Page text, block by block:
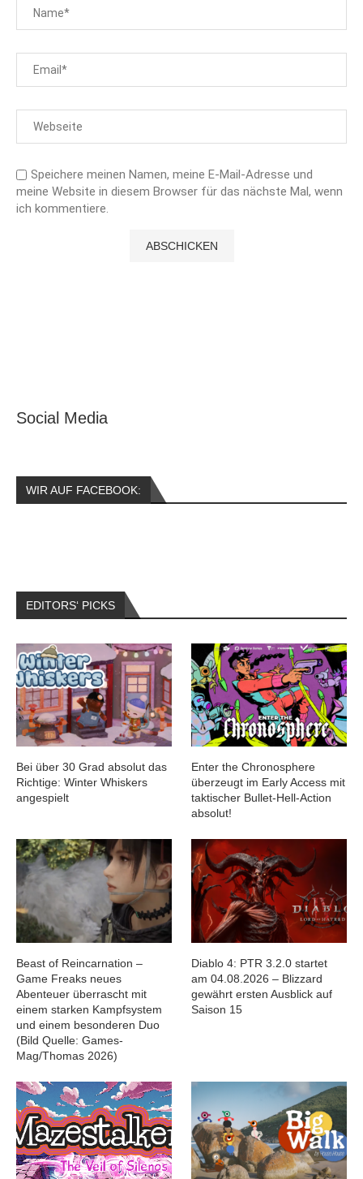
Speichere meinen Namen, meine E-Mail-Adresse und
meine Website in diesem Browser für das nächste Mal, wenn
ich kommentiere.
Social Media
WIR AUF FACEBOOK:
EDITORS‘ PICKS
Bei über 30 Grad absolut das
Richtige: Winter Whiskers
angespielt
Enter the Chronosphere
überzeugt im Early Access mit
taktischer Bullet-Hell-Action
absolut!
Beast of Reincarnation –
Game Freaks neues
Abenteuer überrascht mit
einem starken Kampfsystem
und einem besonderen Duo
(Bild Quelle: Games-
Mag/Thomas 2026)
Diablo 4: PTR 3.2.0 startet
am 04.08.2026 – Blizzard
gewährt ersten Ausblick auf
Saison 15